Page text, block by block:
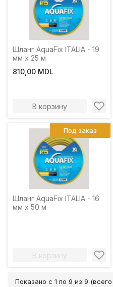
Шланг AquaFix ITALIA - 19
мм x 25 м
810,00 MDL
В корзину
Шланг AquaFix ITALIA - 16
мм x 50 м
В корзину
Под заказ
Показано с 1 по 9 из 9 (всего